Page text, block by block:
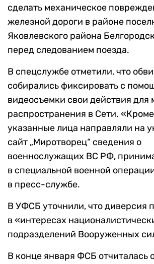
сделать механическое
железной дороги в районе
Яковлевского района
перед следованием поезда.
В спецслужбе отметили, что
собирались фиксировать с
видеосъемки свои действия для
распространения в Сети. «Кроме
указанные лица направляли на
сайт „Миротворец“ сведения о
военнослужащих ВС РФ,
в специальной военной
в пресс-службе.
В УФСБ уточнили, что диверсия
в «интересах
подразделений Вооруженных
В конце января ФСБ отчиталась